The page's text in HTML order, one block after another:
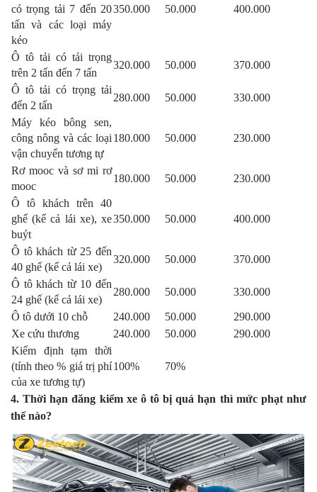
có trọng tải 7 đến 20
tấn và các loại máy
kéo
350.000 50.000 400.000
Ô tô tải có tải trọng
trên 2 tấn đến 7 tấn
320.000 50.000 370.000
Ô tô tải có trọng tải
đến 2 tấn
280.000 50.000 330.000
Máy kéo bông sen,
công nông và các loại
vận chuyển tương tự
180.000 50.000 230.000
Rơ mooc và sơ mi rơ
mooc
180.000 50.000 230.000
Ô tô khách trên 40
ghế (kể cả lái xe), xe
buýt
350.000 50.000 400.000
Ô tô khách từ 25 đến
40 ghế (kể cả lái xe)
320.000 50.000 370.000
Ô tô khách từ 10 đến
24 ghế (kể cả lái xe)
280.000 50.000 330.000
Ô tô dưới 10 chỗ 240.000 50.000
290.000
Xe cứu thương
240.000 50.000
290.000
Kiểm định tạm thời
(tính theo % giá trị phí
của xe tương tự)
100% 70%
4. Thời hạn đăng kiểm xe ô tô bị quá hạn thì mức phạt như
thế nào?